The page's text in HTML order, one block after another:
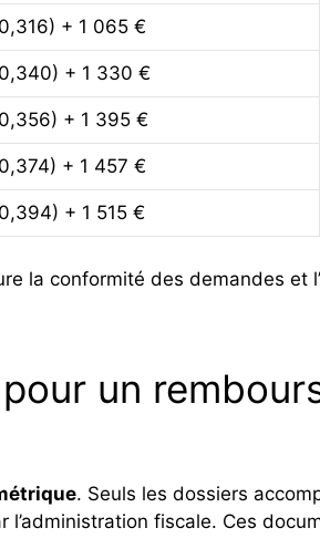
+ 1 065 €
+ 1 330 €
+ 1 395 €
+ 1 457 €
+ 1 515 €
la conformité des demandes et
un
. Seuls les dossiers
fiscale. Ces